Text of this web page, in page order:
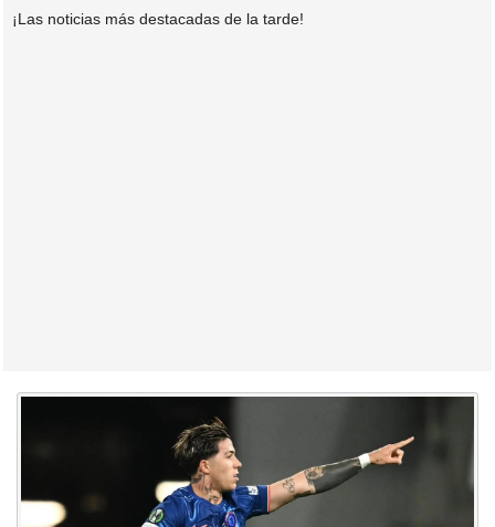
¡Las noticias más destacadas de la tarde!